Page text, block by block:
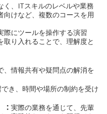
く、ITスキルのレベルや業務
向けなど、複数のコースを用
際にツールを操作する演習
り入れることで、理解度と
、情報共有や疑問点の解消を
き、時間や場所の制約を受け
実際の業務を通じて、先輩